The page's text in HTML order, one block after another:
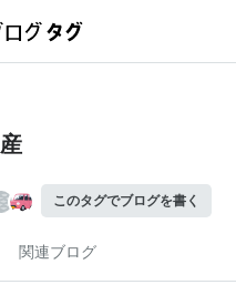
このタグでブログを書く
関連ブログ